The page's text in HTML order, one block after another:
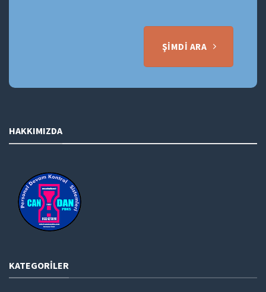
ŞIMDI ARA
HAKKIMIZDA
KATEGORILER